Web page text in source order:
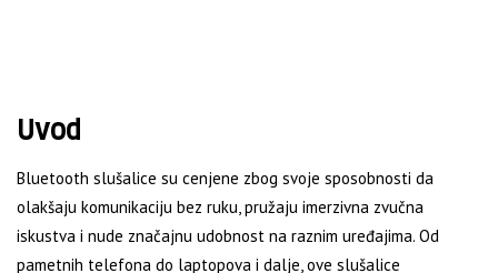
Uvod
Bluetooth slušalice su cenjene zbog svoje sposobnosti da
olakšaju komunikaciju bez ruku, pružaju imerzivna zvučna
iskustva i nude značajnu udobnost na raznim uređajima. Od
pametnih telefona do laptopova i dalje, ove slušalice